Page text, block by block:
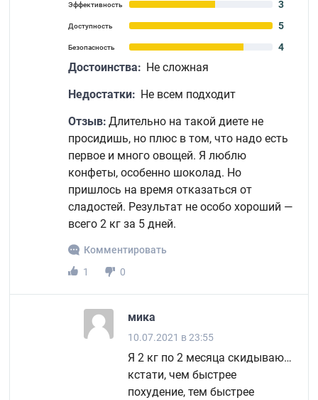
Эффективность 3
Доступность 5
Безопасность 4
Достоинства: Не сложная
Недостатки: Не всем подходит
Отзыв: Длительно на такой диете не
просидишь, но плюс в том, что надо есть
первое и много овощей. Я люблю
конфеты, особенно шоколад. Но
пришлось на время отказаться от
сладостей. Результат не особо хороший —
всего 2 кг за 5 дней.
Комментировать
1
0
мика
10.07.2021 в 23:55
Я 2 кг по 2 месяца скидываю…
кстати, чем быстрее
похудение, тем быстрее